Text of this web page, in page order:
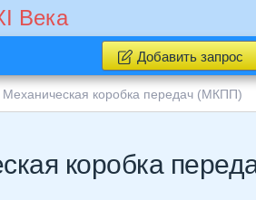
Века
Добавить запрос
Механическая коробка передач (МКПП)
коробка